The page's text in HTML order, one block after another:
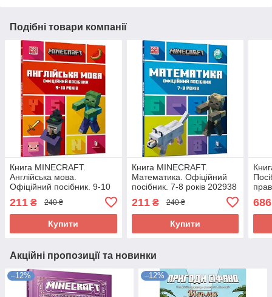
Подібні товари компанії
Книга MINECRAFT.
Англійська мова.
Офіційний посібник. 9-10
211 ₴ 240 ₴
Купити
Книга MINECRAFT.
Математика. Офіційний
посібник. 7-8 років 202938
211₴ 240 ₴
Купити
686
Акційні пропозиції та новинки
–12% –12%